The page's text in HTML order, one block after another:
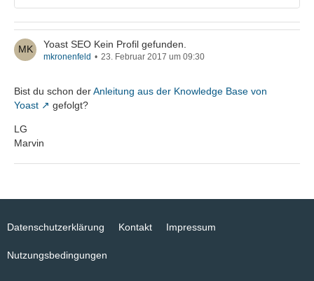
Yoast SEO Kein Profil gefunden.
mkronenfeld 23. Februar 2017 um 09:30
Bist du schon derAnleitung aus der Knowledge Base von
Yoast
gefolgt?
LG
Marvin
Datenschutzerklärung Kontakt Impressum
Nutzungsbedingungen